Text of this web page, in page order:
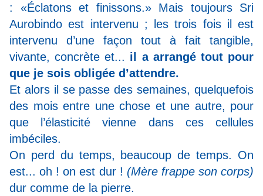
: «Éclatons et finissons.» Mais toujours Sri
Aurobindo est intervenu ; les trois fois il est
intervenu d’une façon tout à fait tangible,
vivante, concrète et... il a arrangé tout pour
que je sois obligée d’attendre.
Et alors il se passe des semaines, quelquefois
des mois entre une chose et une autre, pour
que l’élasticité vienne dans ces cellules
imbéciles.
On perd du temps, beaucoup de temps. On
est... oh ! on est dur ! (Mère frappe son corps)
dur comme de la pierre.